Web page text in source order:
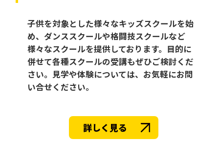
子供を対象とした様々なキッズスクールを始
め、ダンススクールや格闘技スクールなど
様々なスクールを提供しております。目的に
併せて各種スクールの受講もぜひご検討くだ
さい。見学や体験については、お気軽にお問
い合せください。
詳しく見る